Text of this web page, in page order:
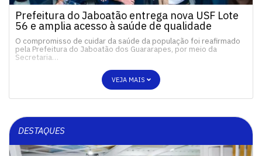
Prefeitura do Jaboatão entrega nova USF Lote
56 e amplia acesso à saúde de qualidade
O compromisso de cuidar da saúde da população foi reafirmado
pela Prefeitura do Jaboatão dos Guararapes, por meio da
Secretaria…
VEJA MAIS
DESTAQUES